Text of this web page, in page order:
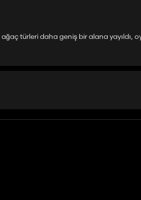
türleri daha geniş bir alana